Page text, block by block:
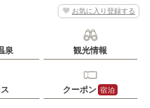
お気に入り登録する
泉 観光情報
クーポン 宿泊